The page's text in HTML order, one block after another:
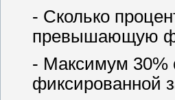
- Сколько
превышающую
- Максимум 30%
фиксированной